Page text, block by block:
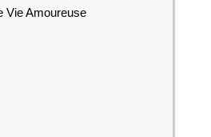
Vie Amoureuse